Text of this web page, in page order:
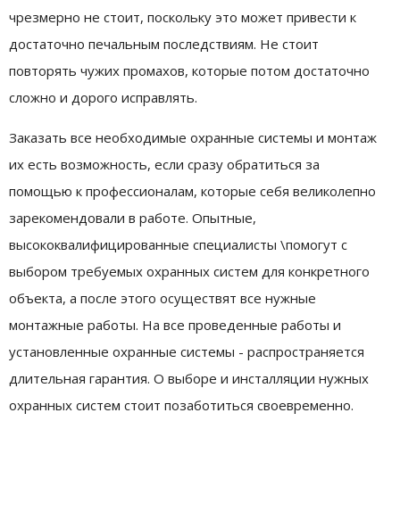
чрезмерно не стоит, поскольку это может привести к
достаточно печальным последствиям. Не стоит
повторять чужих промахов, которые потом достаточно
сложно и дорого исправлять.
Заказать все необходимые охранные системы и монтаж
их есть возможность, если сразу обратиться за
помощью к профессионалам, которые себя великолепно
зарекомендовали в работе. Опытные,
высококвалифицированные специалисты \помогут с
выбором требуемых охранных систем для конкретного
объекта, а после этого осуществят все нужные
монтажные работы. На все проведенные работы и
установленные охранные системы - распространяется
длительная гарантия. О выборе и инсталляции нужных
охранных систем стоит позаботиться своевременно.